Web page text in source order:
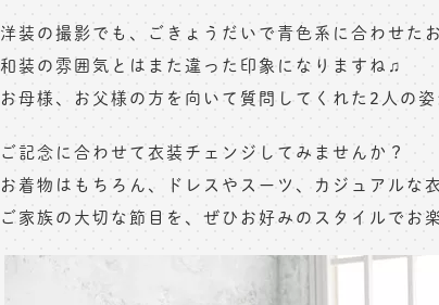
洋装の撮影でも、ごきょうだいで青色系に合わせた
和装の雰囲気とはまた違った印象になりますね♫
お母様、お父様の方を向いて質問してくれた2人の姿
ご記念に合わせて衣装チェンジしてみませんか？
お着物はもちろん、ドレスやスーツ、カジュアルな
ご家族の大切な節目を、ぜひお好みのスタイルでお